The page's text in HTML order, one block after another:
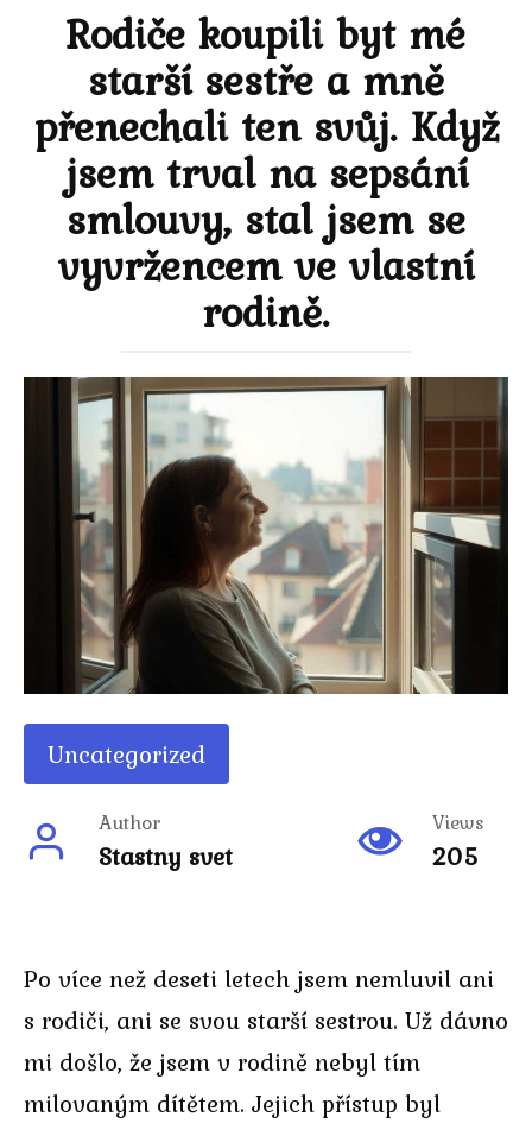
Rodiče koupili byt mé
starší sestře a mně
přenechali ten svůj. Když
jsem trval na sepsání
smlouvy, stal jsem se
vyvržencem ve vlastní
rodině.
Uncategorized
Author
Stastny svet
Views
205
Po více než deseti letech jsem nemluvil ani
s rodiči, ani se svou starší sestrou. Už dávno
mi došlo, že jsem v rodině nebyl tím
milovaným dítětem. Jejich přístup byl